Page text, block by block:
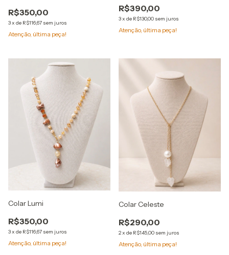
R$350,00
3x de R$116,67 sem juros
Atenção, última peça!
R$390,00
3x de R$130,00 sem juros
Atenção, última peça!
Colar Lumi
R$350,00
3x de R$116,67 sem juros
Atenção, última peça!
Colar Celeste
R$290,00
2x de R$145,00 sem juros
Atenção, última peça!